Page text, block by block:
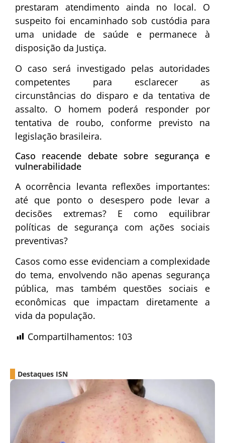
prestaram atendimento ainda no local. O
suspeito foi encaminhado sob custódia para
uma unidade de saúde e permanece à
disposição da Justiça.
O caso será investigado pelas autoridades
competentes para esclarecer as
circunstâncias do disparo e da tentativa de
assalto. O homem poderá responder por
tentativa de roubo, conforme previsto na
legislação brasileira.
Caso reacende debate sobre segurança e
vulnerabilidade
A ocorrência levanta reflexões importantes:
até que ponto o desespero pode levar a
decisões extremas? E como equilibrar
políticas de segurança com ações sociais
preventivas?
Casos como esse evidenciam a complexidade
do tema, envolvendo não apenas segurança
pública, mas também questões sociais e
econômicas que impactam diretamente a
vida da população.
Compartilhamentos: 103
Destaques ISN